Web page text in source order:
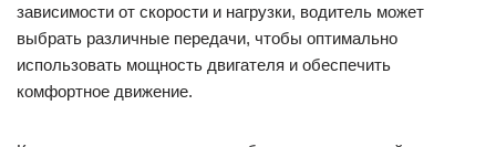
зависимости от скорости и нагрузки, водитель может
выбрать различные передачи, чтобы оптимально
использовать мощность двигателя и обеспечить
комфортное движение.